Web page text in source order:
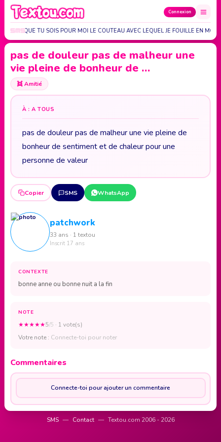
Connexion
C'EST QUE TU SOIS POUR MOI LE COUTEAU AVEC LEQUEL JE FOUILLE EN MOI.
pas de douleur pas de malheur une
vie pleine de bonheur de …
👯Amitié
À : A TOUS
pas de douleur pas de malheur une vie pleine de
bonheur de sentiment et de chaleur pour une
personne de valeur
Copier SMS WhatsApp
patchwork
33 ans · 1 textou
Inscrit 17 ans
CONTEXTE
bonne anne ou bonne nuit a la fin
NOTE
★★★★★5/5 · 1 vote(s)
Votre note : Connecte-toi pour noter
Commentaires
Connecte-toi pour ajouter un commentaire
SMS — Contact — Textou.com 2006 - 2026